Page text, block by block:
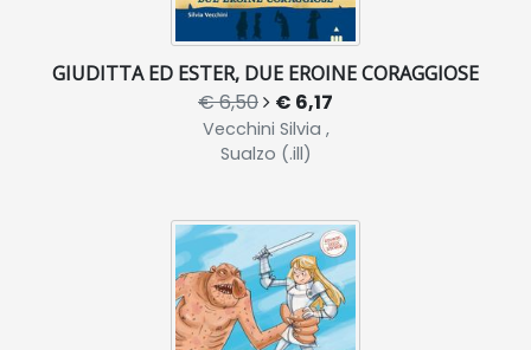
GIUDITTA ED ESTER, DUE EROINE CORAGGIOSE
€ 6,50 € 6,17
Vecchini Silvia ,
Sualzo (.ill)